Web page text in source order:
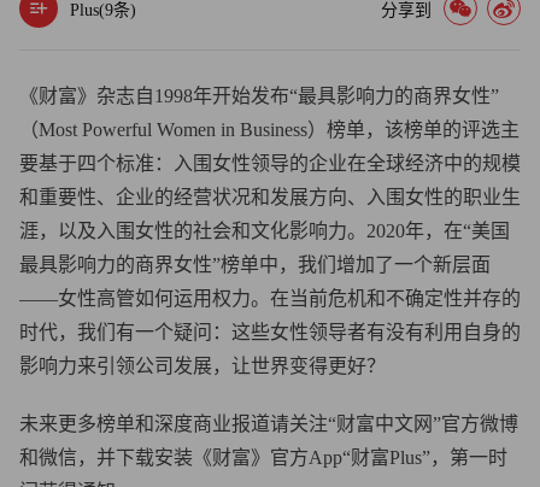
Plus(9条) 分享到
《财富》杂志自1998年开始发布“最具影响力的商界女性”
（Most Powerful Women in Business）榜单，该榜单的评选主
要基于四个标准：入围女性领导的企业在全球经济中的规模
和重要性、企业的经营状况和发展方向、入围女性的职业生
涯，以及入围女性的社会和文化影响力。2020年，在“美国
最具影响力的商界女性”榜单中，我们增加了一个新层面
——女性高管如何运用权力。在当前危机和不确定性并存的
时代，我们有一个疑问：这些女性领导者有没有利用自身的
影响力来引领公司发展，让世界变得更好？
未来更多榜单和深度商业报道请关注“财富中文网”官方微博
和微信，并下载安装《财富》官方App“财富Plus”，第一时